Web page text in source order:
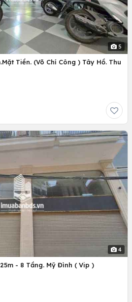
5
Tiền. (Võ Chí Công ) Tây Hồ. Thu
4
- 8 Tầng. Mỹ Đình ( Vip )